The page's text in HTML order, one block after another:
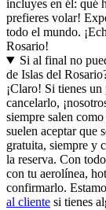
incluyes en él: qué
prefieres volar!
todo el mundo.
Rosario!
Si al final no
de Islas del
¡Claro! Si tienes
cancelarlo,
siempre salen
suelen aceptar que
gratuita, siempre y
la reserva. Con
con tu aerolínea,
confirmarlo.
al cliente si tienes